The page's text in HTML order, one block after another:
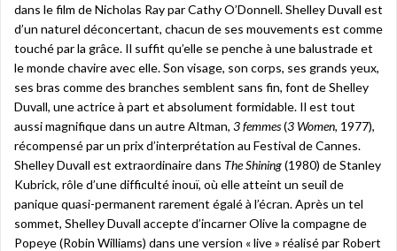
dans le film de Nicholas Ray par Cathy O’Donnell. Shelley Duvall est
d’un naturel déconcertant, chacun de ses mouvements est comme
touché par la grâce. Il suffit qu’elle se penche à une balustrade et
le monde chavire avec elle. Son visage, son corps, ses grands yeux,
ses bras comme des branches semblent sans fin, font de Shelley
Duvall, une actrice à part et absolument formidable. Il est tout
aussi magnifique dans un autre Altman, 3 femmes(3 Women, 1977),
récompensé par un prix d’interprétation au Festival de Cannes.
Shelley Duvall est extraordinaire dans The Shining(1980) de Stanley
Kubrick, rôle d’une difficulté inouï, où elle atteint un seuil de
panique quasi-permanent rarement égalé à l’écran. Après un tel
sommet, Shelley Duvall accepte d’incarner Olive la compagne de
Popeye (Robin Williams) dans une version « live » réalisé par Robert